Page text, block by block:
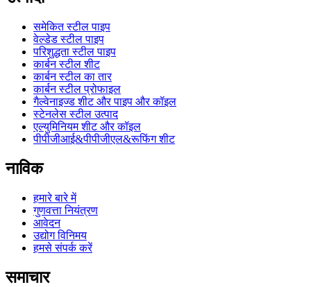
समेकित स्टील पाइप
वेल्डेड स्टील पाइप
परिशुद्धता स्टील पाइप
कार्बन स्टील शीट
कार्बन स्टील का तार
कार्बन स्टील प्रोफाइल
गैल्वेनाइज्ड शीट और पाइप और कॉइल
स्टेनलेस स्टील उत्पाद
एल्युमिनियम शीट और कॉइल
पीपीजीआई&पीपीजीएल&रूफिंग शीट
नाविक
हमारे बारे में
गुणवत्ता नियंत्रण
आवेदन
उद्योग विनिमय
हमसे संपर्क करें
समाचार